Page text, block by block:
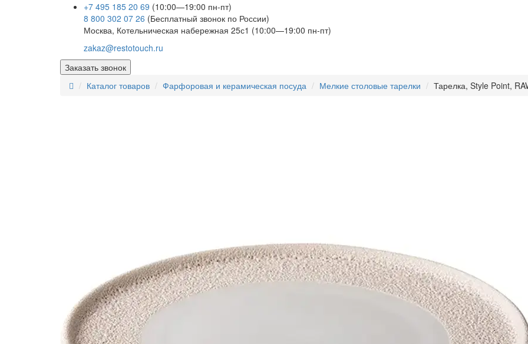
+7 495 185 20 69 (10:00—19:00 пн-пт)
8 800 302 07 26 (Бесплатный звонок по России)
Москва, Котельническая набережная 25с1 (10:00—19:00 пн-пт)
zakaz@restotouch.ru
Заказать звонок
Каталог товаров
Фарфоровая и керамическая посуда Мелкие столовые тарелки Тарелка, Style Point,